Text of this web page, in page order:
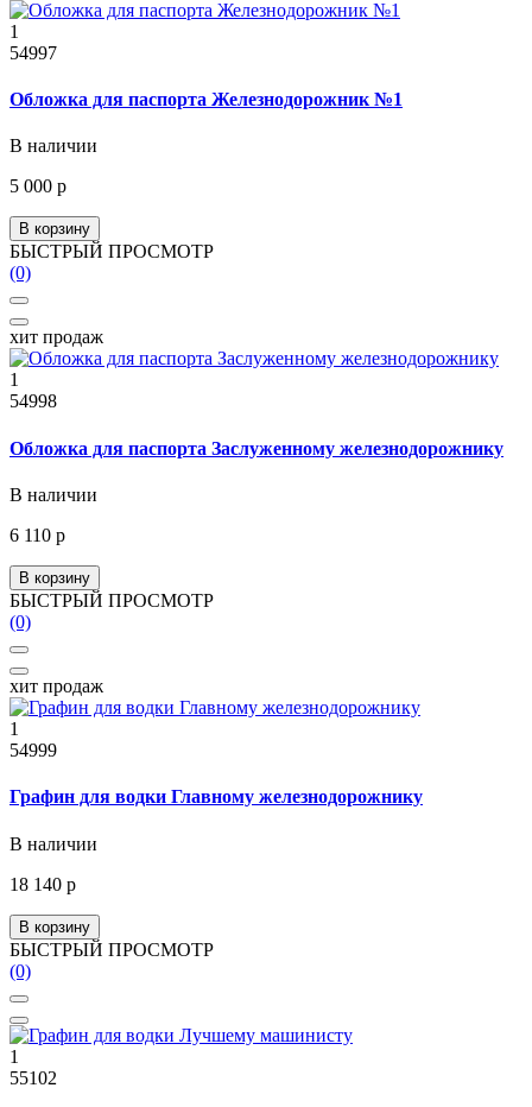
1
54997
Обложка для паспорта Железнодорожник №1
В наличии
5 000 р
В корзину
БЫСТРЫЙ ПРОСМОТР
(0)
хит продаж
1
54998
Обложка для паспорта Заслуженному железнодорожнику
В наличии
6 110 р
В корзину
БЫСТРЫЙ ПРОСМОТР
(0)
хит продаж
1
54999
Графин для водки Главному железнодорожнику
В наличии
18 140 р
В корзину
БЫСТРЫЙ ПРОСМОТР
(0)
1
55102